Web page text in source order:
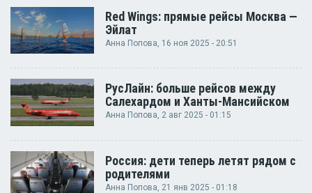
Red Wings: прямые рейсы Москва —
Эйлат
Анна Попова , 16 ноя 2025 - 20:51
РусЛайн: больше рейсов между
Салехардом и Ханты-Мансийском
Анна Попова, 2 авг 2025 - 01:15
Россия: дети теперь летят рядом с
родителями
Анна Попова , 21 янв 2025 - 01:18